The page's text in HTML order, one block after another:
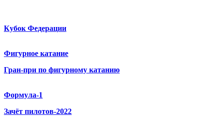
Кубок Федерации
Фигурное катание
Гран-при по фигурному катанию
Формула-1
Зачёт пилотов-2022